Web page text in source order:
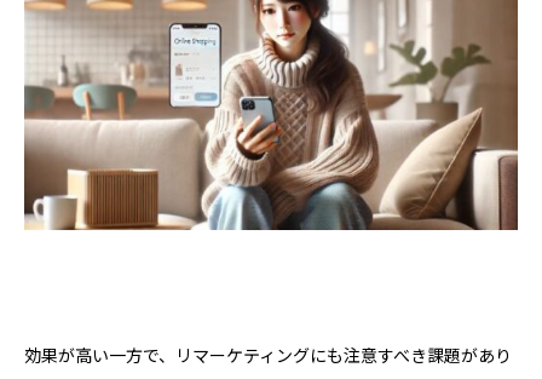
効果が高い一方で、リマーケティングにも注意すべき課題があり